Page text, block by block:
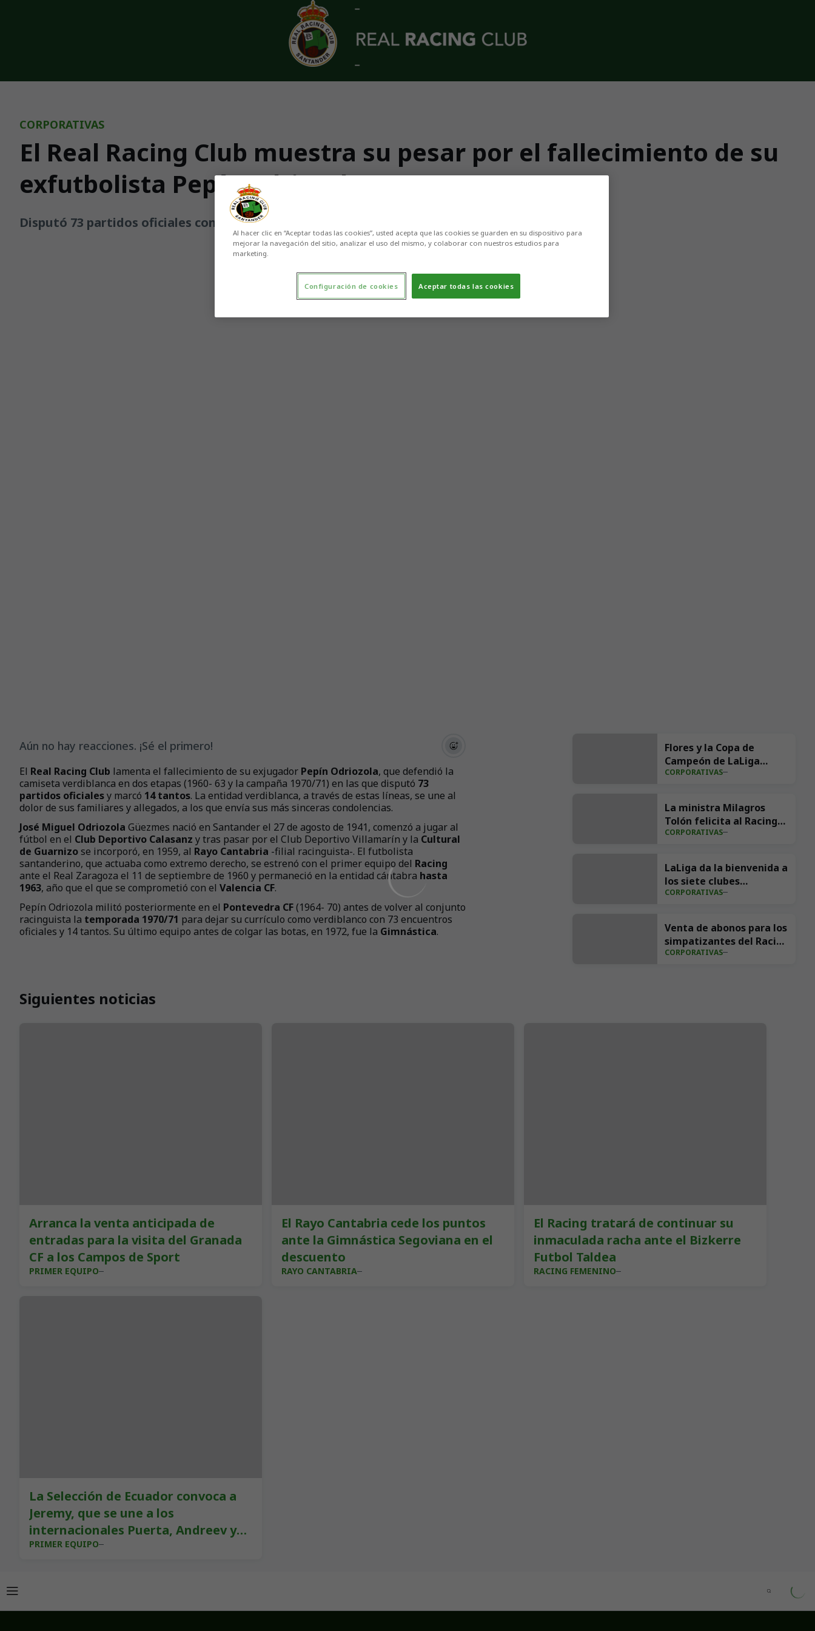
Skip to main content
CORPORATIVAS
El Real Racing Club muestra su pesar por el fallecimiento de su
exfutbolista Pepín Odriozola
Disputó 73 partidos oficiales con la camiseta verdiblanca en los que anotó 14 goles
Aún no hay reacciones. ¡Sé el primero!
El Real Racing Club lamenta el fallecimiento de su exjugador Pepín Odriozola, que defendió la
camiseta verdiblanca en dos etapas (1960- 63 y la campaña 1970/71) en las que disputó 73
partidos oficialesy marcó 14 tantos. La entidad verdiblanca, a través de estas líneas, se une al
dolor de sus familiares y allegados, a los que envía sus más sinceras condolencias.
José Miguel Odriozola Güezmes nació en Santander el 27 de agosto de 1941, comenzó a jugar al
fútbol en el Club Deportivo Calasanz y tras pasar por el Club Deportivo Villamarín y la Cultural
de Guarnizose incorporó, en 1959, al Rayo Cantabria -filial racinguista-. El futbolista
santanderino, que actuaba como extremo derecho, se estrenó con el primer equipo del Racing
ante el Real Zaragoza el 11 de septiembre de 1960 y permaneció en la entidad cántabra hasta
1963, año que el que se comprometió con el Valencia CF.
Pepín Odriozola militó posteriormente en el Pontevedra CF(1964- 70) antes de volver al conjunto
racinguista la temporada 1970/71 para dejar su currículo como verdiblanco con 73 encuentros
oficiales y 14 tantos. Su último equipo antes de colgar las botas, en 1972, fue la Gimnástica.
Flores y la Copa de
Campeón de LaLiga
Hypermotion para la
CORPORATIVAS
La ministra Milagros
Tolón felicita al Racing
por su retorno a Primera
CORPORATIVAS
LaLiga da la bienvenida a
los siete clubes
ascendidos para la
CORPORATIVAS
Venta de abonos para los
simpatizantes del Racing
2026/27
CORPORATIVAS
Siguientes noticias
Arranca la venta anticipada de
entradas para la visita del Granada
CF a los Campos de Sport
PRIMER EQUIPO
El Rayo Cantabria cede los puntos
ante la Gimnástica Segoviana en el
descuento
RAYO CANTABRIA
El Racing tratará de continuar su
inmaculada racha ante el Bizkerre
Futbol Taldea
RACING FEMENINO
La Selección de Ecuador convoca a
Jeremy, que se une a los
internacionales Puerta, Andreev y
Canales
PRIMER EQUIPO
Al hacer clic en “Aceptar todas las cookies”, usted acepta que las cookies se guarden en su dispositivo para
mejorar la navegación del sitio, analizar el uso del mismo, y colaborar con nuestros estudios para
marketing.
Aceptar todas las cookies
Configuración de cookies